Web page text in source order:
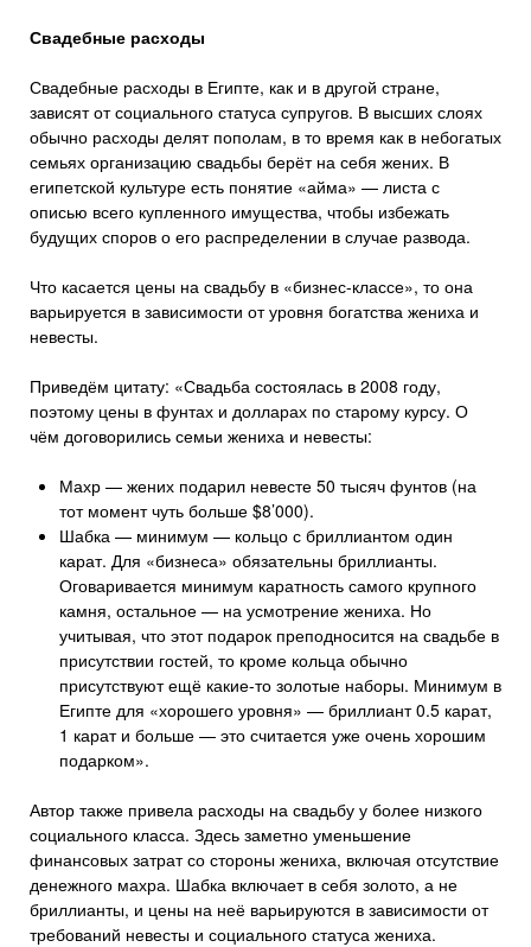
Свадебные расходы
Свадебные расходы в Египте, как и в другой стране,
зависят от социального статуса супругов. В высших слоях
обычно расходы делят пополам, в то время как в небогатых
семьях организацию свадьбы берёт на себя жених. В
египетской культуре есть понятие «айма» — листа с
описью всего купленного имущества, чтобы избежать
будущих споров о его распределении в случае развода.
Что касается цены на свадьбу в «бизнес-классе», то она
варьируется в зависимости от уровня богатства жениха и
невесты.
Приведём цитату: «Свадьба состоялась в 2008 году,
поэтому цены в фунтах и долларах по старому курсу. О
чём договорились семьи жениха и невесты:
Махр — жених подарил невесте 50 тысяч фунтов (на
тот момент чуть больше $8’000).
Шабка — минимум — кольцо с бриллиантом один
карат. Для «бизнеса» обязательны бриллианты.
Оговаривается минимум каратность самого крупного
камня, остальное — на усмотрение жениха. Но
учитывая, что этот подарок преподносится на свадьбе в
присутствии гостей, то кроме кольца обычно
присутствуют ещё какие-то золотые наборы. Минимум в
Египте для «хорошего уровня» — бриллиант 0.5 карат,
1 карат и больше — это считается уже очень хорошим
подарком».
Автор также привела расходы на свадьбу у более низкого
социального класса. Здесь заметно уменьшение
финансовых затрат со стороны жениха, включая отсутствие
денежного махра. Шабка включает в себя золото, а не
бриллианты, и цены на неё варьируются в зависимости от
требований невесты и социального статуса жениха.